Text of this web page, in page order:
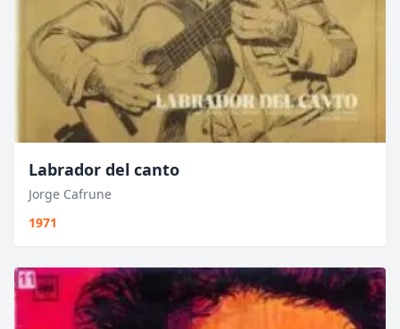
Labrador del canto
Jorge Cafrune
1971